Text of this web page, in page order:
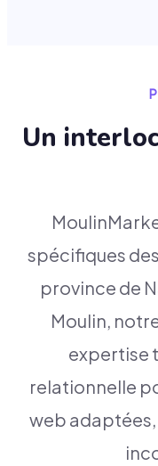
Un
spécifiques
province de
Moulin,
expertise
relationnelle
web